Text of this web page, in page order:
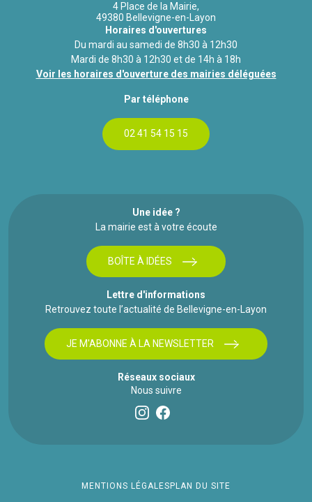
4 Place de la Mairie,
49380 Bellevigne-en-Layon
Horaires d'ouvertures
Du mardi au samedi de 8h30 à 12h30
Mardi de 8h30 à 12h30 et de 14h à 18h
Voir les horaires d'ouverture des mairies déléguées
Par téléphone
02 41 54 15 15
Une idée ?
La mairie est à votre écoute
BOÎTE À IDÉES
Lettre d'informations
Retrouvez toute l’actualité de Bellevigne-en-Layon
JE M'ABONNE À LA NEWSLETTER
Réseaux sociaux
Nous suivre
MENTIONS LÉGALES PLAN DU SITE